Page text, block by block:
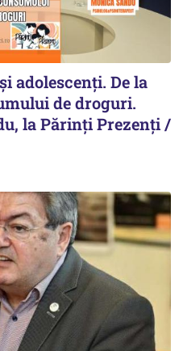
adolescenți. De la
de droguri.
la Părinți Prezenți /